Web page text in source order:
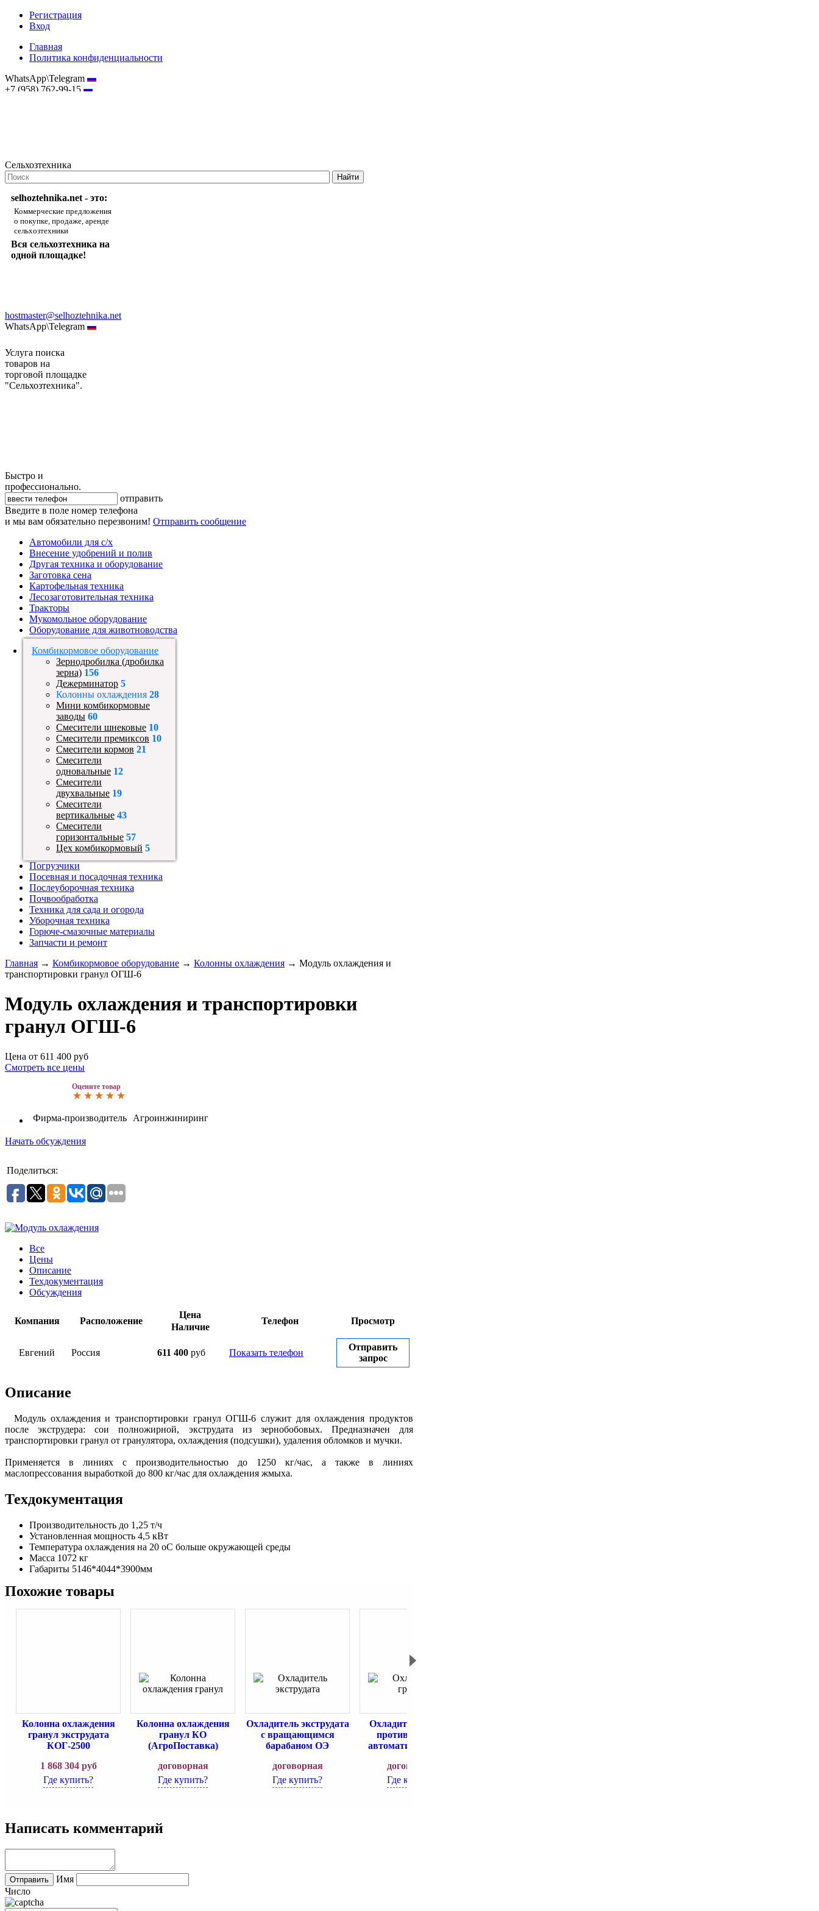
Регистрация
Вход
Главная
Политика конфиденциальности
WhatsApp\Telegram
+7 (958) 762-99-15
Сельхозтехника
selhoztehnika.net - это:
Коммерческие предложения
о покупке, продаже, аренде
сельхозтехники
Вся сельхозтехника на
одной площадке!
hostmaster@selhoztehnika.net
WhatsApp\Telegram
Услуга поиска
товаров на
торговой площадке
"Сельхозтехника".
Быстро и
профессионально.
отправить
Введите в поле номер телефона
и мы вам обязательно перезвоним! Отправить сообщение
Автомобили для с/х
Внесение удобрений и полив
Другая техника и оборудование
Заготовка сена
Картофельная техника
Лесозаготовительная техника
Тракторы
Мукомольное оборудование
Оборудование для животноводства
Комбикормовое оборудование
Зернодробилка (дробилка
зерна) 156
Дежерминатор 5
Колонны охлаждения 28
Мини комбикормовые
заводы 60
Смесители шнековые 10
Смесители премиксов 10
Смесители кормов 21
Смесители
одновальные 12
Смесители
двухвальные 19
Смесители
вертикальные 43
Смесители
горизонтальные 57
Цех комбикормовый 5
Погрузчики
Посевная и посадочная техника
Послеуборочная техника
Почвообработка
Техника для сада и огорода
Уборочная техника
Горюче-смазочные материалы
Запчасти и ремонт
Главная → Комбикормовое оборудование → Колонны охлаждения → Модуль охлаждения и
транспортировки гранул ОГШ-6
Модуль охлаждения и транспортировки
гранул ОГШ-6
Цена от 611 400 руб
Смотреть все цены
Оцените товар
Фирма-производитель Агроинжиниринг
Начать обсуждения
Поделиться:
Все
Цены
Описание
Техдокументация
Обсуждения
Компания Расположение
Цена
Наличие
Телефон Просмотр
Евгений Россия 611 400 руб Показать телефон
Отправить
запрос
Описание
Модуль охлаждения и транспортировки гранул ОГШ-6 служит для охлаждения продуктов
после экструдера: сои полножирной, экструдата из зернобобовых. Предназначен для
транспортировки гранул от гранулятора, охлаждения (подсушки), удаления обломков и мучки.
Применяется в линиях с производительностью до 1250 кг/час, а также в линиях
маслопрессования выработкой до 800 кг/час для охлаждения жмыха.
Техдокументация
Производительность до 1,25 т/ч
Установленная мощность 4,5 кВт
Температура охлаждения на 20 оС больше окружающей среды
Масса 1072 кг
Габариты 5146*4044*3900мм
Похожие товары
Колонна охлаждения
гранул экструдата
КОГ-2500
1 868 304руб
Где купить?
Колонна охлаждения
гранул КО
(АгроПоставка)
договорная
Где купить?
Охладитель экструдата
с вращающимся
барабаном ОЭ
договорная
Где купить?
Охладитель гранул
противоточный
автоматический ОГ
договорная
Где купить?
Написать комментарий
Имя
Число